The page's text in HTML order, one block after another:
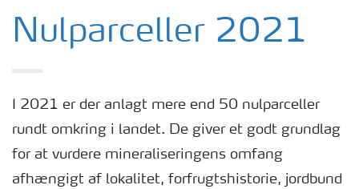
Nulparceller 2021
I 2021 er der anlagt mere end 50 nulparceller
rundt omkring i landet. De giver et godt grundlag
for at vurdere mineraliseringens omfang
afhængigt af lokalitet, forfrugtshistorie, jordbund